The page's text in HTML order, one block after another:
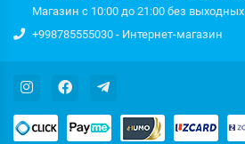
Магазин с 10:00 до 21:00 без выходных
+998785555030 - Интернет-магазин